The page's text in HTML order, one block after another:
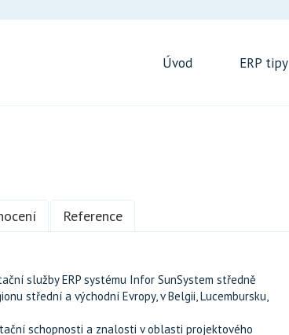
Úvod ERP tipy
Reference
služby ERP systému Infor SunSystem středně
střední a východní Evropy, v Belgii, Lucembursku,
schopnosti a znalosti v oblasti projektového